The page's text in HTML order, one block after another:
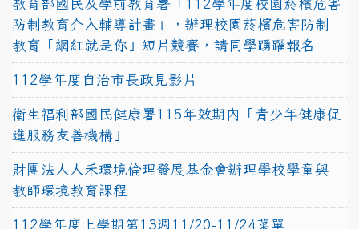
教育部國民及學前教育署「112學年度校園菸檳危害
防制教育介入輔導計畫」，辦理校園菸檳危害防制
教育「網紅就是你」短片競賽，請同學踴躍報名
112學年度自治市長政見影片
衛生福利部國民健康署115年效期內「青少年健康促
進服務友善機構」
財團法人人禾環境倫理發展基金會辦理學校學童與
教師環境教育課程
112學年度上學期第13週11/20-11/24菜單